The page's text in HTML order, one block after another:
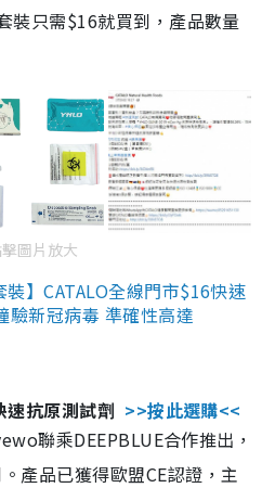
裝只需$16就買到，產品數量
圖片放大
】CATALO全線門市$16快速
驗新冠病毒 準確性高達
抗原測試劑 >>按此選購<<
聯乘DEEPBLUE合作推出，
產品已獲得歐盟CE認證，主